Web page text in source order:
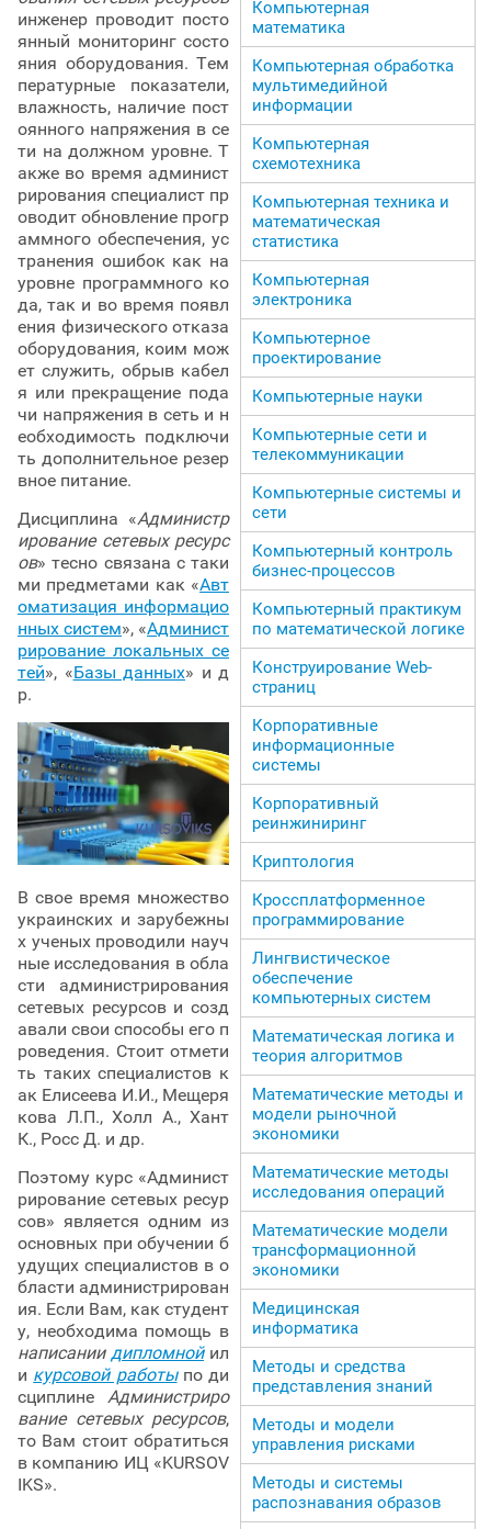
инженер проводит посто
янный мониторинг состо
яния оборудования. Тем
пературные показатели,
влажность, наличие пост
оянного напряжения в се
ти на должном уровне. Т
акже во время админист
рирования специалист пр
оводит обновление прогр
аммного обеспечения, ус
транения ошибок как на
уровне программного ко
да, так и во время появл
ения физического отказа
оборудования, коим мож
ет служить, обрыв кабел
я или прекращение пода
чи напряжения в сеть и н
еобходимость подключи
ть дополнительное резер
вное питание.
Дисциплина «Администр
ирование сетевых ресурс
ов» тесно связана с таки
ми предметами как «Авт
оматизация информацио
нных систем», «Админист
рирование локальных се
тей», «Базы данных» и д
р.
В свое время множество
украинских и зарубежны
х ученых проводили науч
ные исследования в обла
сти администрирования
сетевых ресурсов и созд
авали свои способы его п
роведения. Стоит отмети
ть таких специалистов к
ак Елисеева И.И., Мещеря
кова Л.П., Холл А., Хант
К., Росс Д. и др.
Поэтому курс «Админист
рирование сетевых ресур
сов» является одним из
основных при обучении б
удущих специалистов в о
бласти администрирован
ия. Если Вам, как студент
у, необходима помощь в
написании дипломнойил
и курсовой работыпо ди
сциплине Администриро
вание сетевых ресурсов,
то Вам стоит обратиться
в компанию ИЦ «KURSOV
IKS».
Компьютерная
математика
Компьютерная обработка
мультимедийной
информации
Компьютерная
схемотехника
Компьютерная техника и
математическая
статистика
Компьютерная
электроника
Компьютерное
проектирование
Компьютерные науки
Компьютерные сети и
телекоммуникации
Компьютерные системы и
сети
Компьютерный контроль
бизнес-процессов
Компьютерный практикум
по математической логике
Конструирование Web-
страниц
Корпоративные
информационные
системы
Корпоративный
реинжиниринг
Криптология
Кроссплатформенное
программирование
Лингвистическое
обеспечение
компьютерных систем
Математическая логика и
теория алгоритмов
Математические методы и
модели рыночной
экономики
Математические методы
исследования операций
Математические модели
трансформационной
экономики
Медицинская
информатика
Методы и средства
представления знаний
Методы и модели
управления рисками
Методы и системы
распознавания образов